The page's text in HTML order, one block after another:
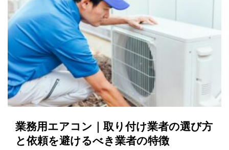
業務用エアコン｜取り付け業者の選び方
と依頼を避けるべき業者の特徴